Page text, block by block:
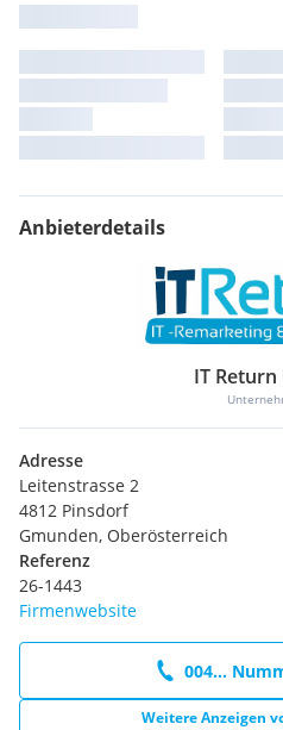
Anbieterdetails
IT Return
Adresse
Leitenstrasse 2
4812 Pinsdorf
Gmunden, Oberösterreich
Referenz
26-1443
Firmenwebsite
004...
Weitere Anzeigen